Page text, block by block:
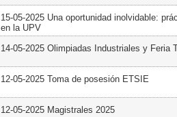
15-05-2025 Una oportunidad inolvidable:
en la UPV
14-05-2025 Olimpiadas Industriales y Feria
12-05-2025 Toma de posesión ETSIE
12-05-2025 Magistrales 2025